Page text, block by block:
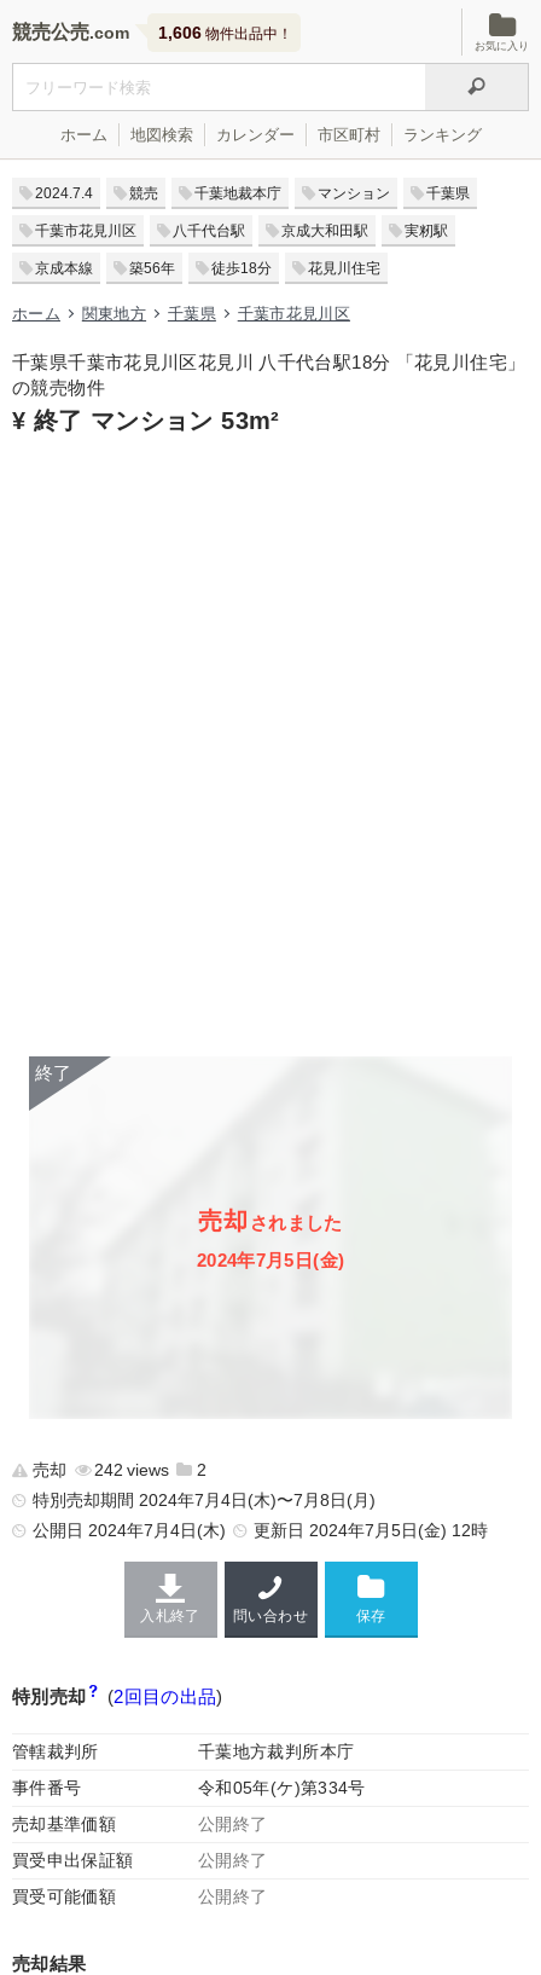
競売公売 1,606 物件出品中！
お気に入り
ホーム 地図検索 カレンダー 市区町村 ランキング
2024.7.4 競売 千葉地裁本庁 マンション 千葉県
千葉市花見川区 八千代台駅 京成大和田駅 実籾駅
京成本線 築56年 徒歩18分 花見川住宅
ホーム 関東地方 千葉県 千葉市花見川区
千葉県千葉市花見川区花見川 八千代台駅18分 「花見川住宅」
の競売物件
¥ 終了 マンション 53m²
売却 されました
2024年7月5日(金)
売却 242
2
特別売却期間 2024年7月4日(木)〜7月8日(月)
公開日 2024年7月4日(木) 更新日 2024年7月5日(金) 12時
入札終了 問い合わせ
特別売却 (2回目の出品)
管轄裁判所
千葉地方裁判所本庁
事件番号
令和05年(ケ)第334号
売却基準価額
公開終了
買受申出保証額
公開終了
買受可能価額
公開終了
売却結果